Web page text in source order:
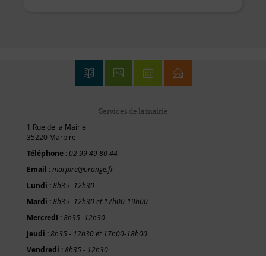
Services de la mairie
1 Rue de la Mairie
35220 Marpire
Téléphone : 02 99 49 80 44
Email :marpire@orange.fr
Lundi :8h35 -12h30
Mardi :8h35 -12h30 et 17h00-19h00
MercredI :8h35 -12h30
Jeudi :8h35 - 12h30 et 17h00-18h00
Vendredi :8h35 - 12h30